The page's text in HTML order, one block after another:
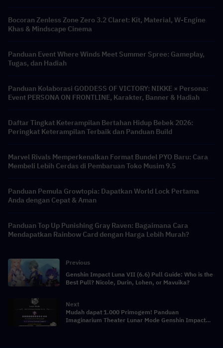
Bocoran Zenless Zone Zero 3.2 Claret: Kit, Material, W-Engine
Khas & Mindscape Cinema
Panduan Event Where Winds Meet Summer Spree: Gameplay,
Tugas, dan Hadiah
Panduan Kolaborasi GODDESS OF VICTORY: NIKKE × Persona:
Event PERSONA ON FRONTLINE, Karakter, Banner & Hadiah
Daftar Tingkat Keterampilan Bertahan Hidup Bebek 2026:
Peringkat Keterampilan Terbaik dan Panduan Build
Marvel Rivals Memperkenalkan Format Bundel PYO Baru: Cara
Membeli Lebih Cerdas di Pembaruan Toko Musim 9.5
Panduan Pemula Growtopia: Dapatkan World Lock Pertama
Anda dengan Cepat & Aman
Panduan Top Up Punishing Gray Raven: Bagaimana Cara
Mendapatkan Rainbow Card dengan Harga Lebih Murah?
Previous
Genshin Impact Luna VII (6.6) Pull Guide: Who is the
Best Pull? Nicole, Durin, Lohen, or Mavuika?
Next
Mudah dapat 1.000 Primogem! Panduan
Imaginarium Theater Lunar Mode Genshin Impact